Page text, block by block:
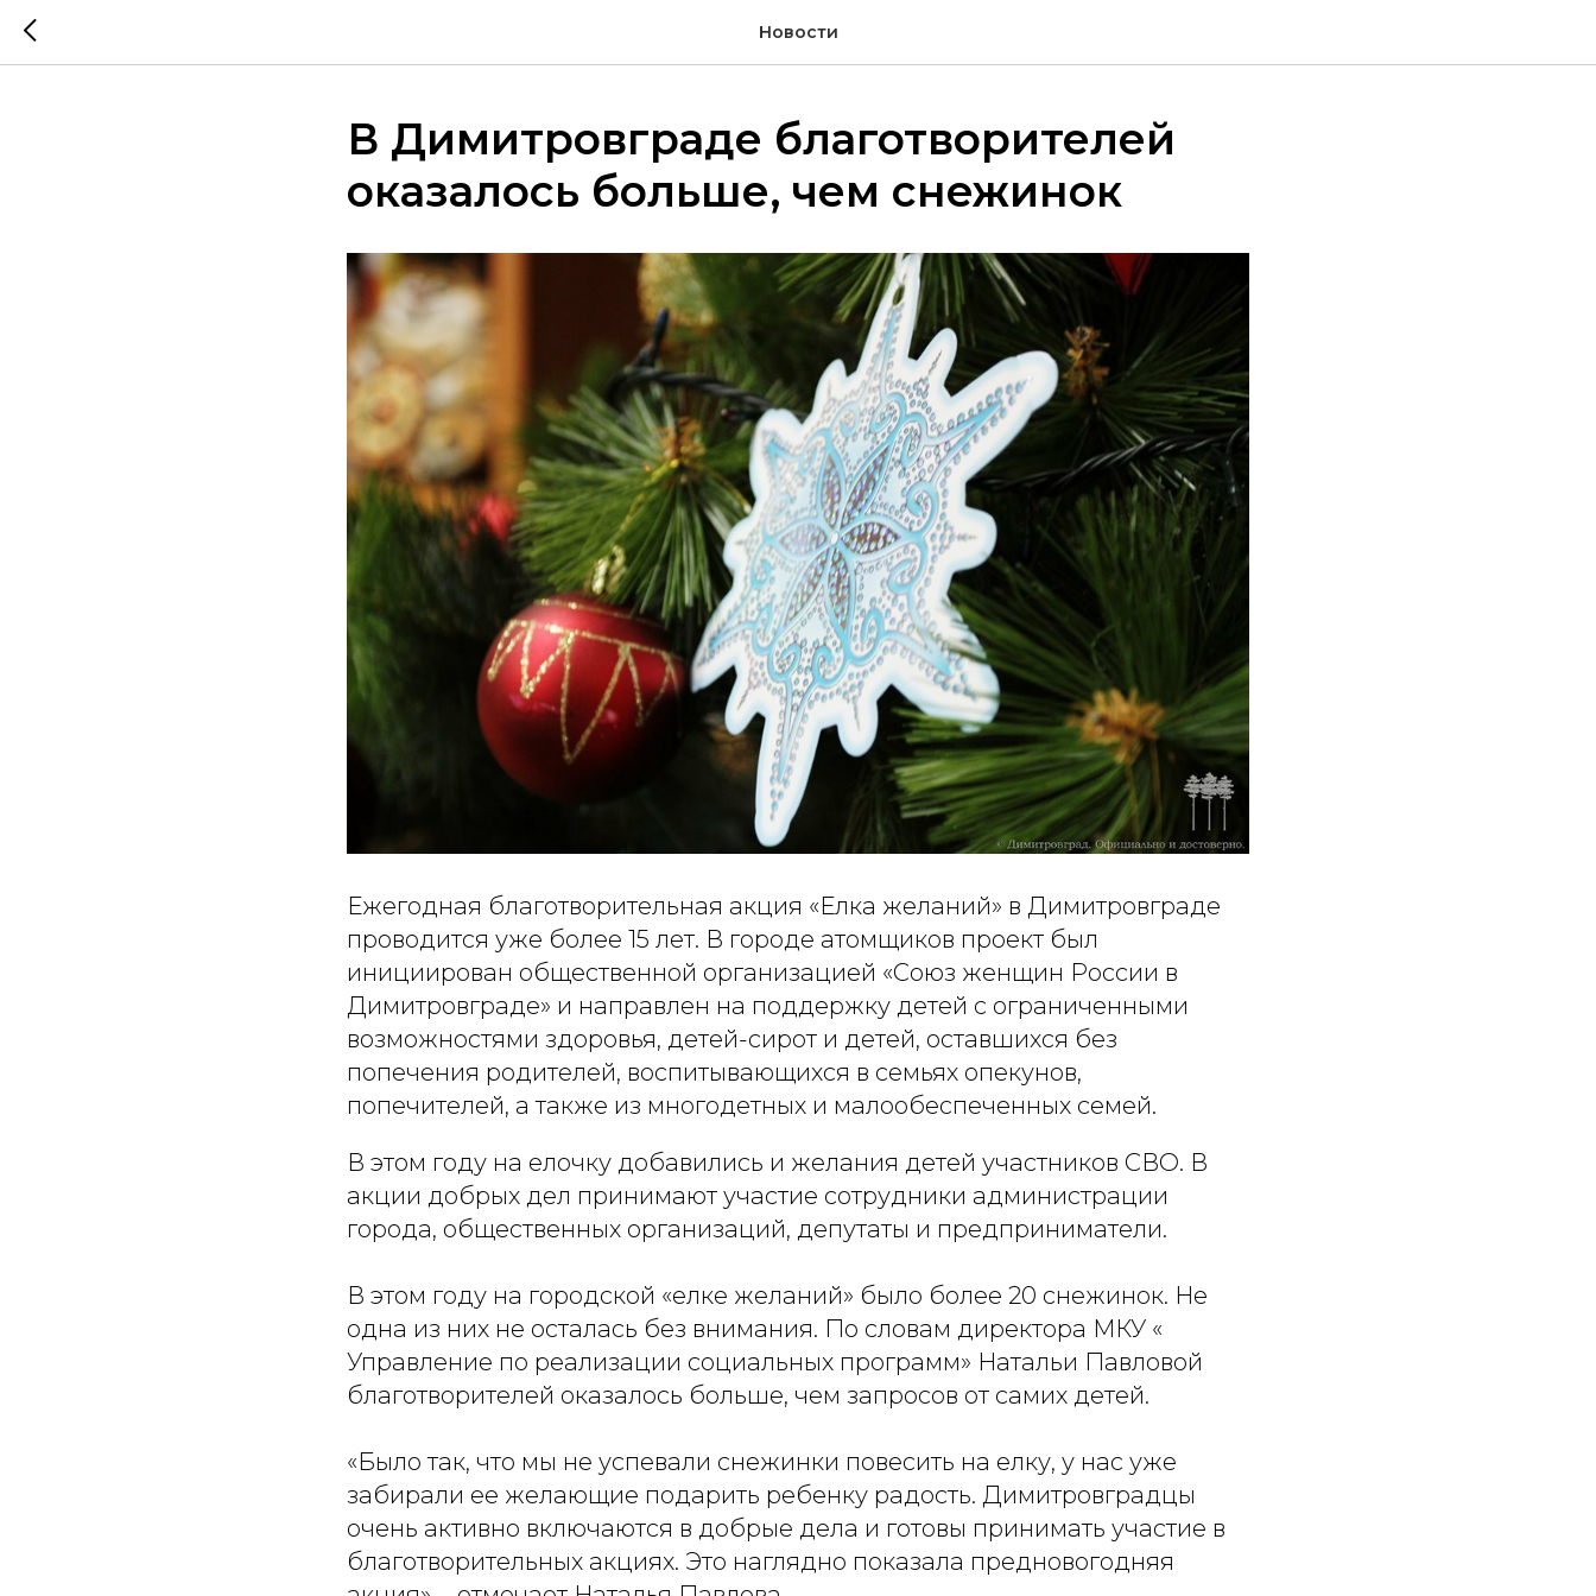
Новости
В Димитровграде благотворителей
оказалось больше, чем снежинок
Ежегодная благотворительная акция «Елка желаний» в Димитровграде
проводится уже более 15 лет. В городе атомщиков проект был
инициирован общественной организацией «Союз женщин России в
Димитровграде» и направлен на поддержку детей с ограниченными
возможностями здоровья, детей-сирот и детей, оставшихся без
попечения родителей, воспитывающихся в семьях опекунов,
попечителей, а также из многодетных и малообеспеченных семей.
В этом году на елочку добавились и желания детей участников СВО. В
акции добрых дел принимают участие сотрудники администрации
города, общественных организаций, депутаты и предприниматели.
В этом году на городской «елке желаний» было более 20 снежинок. Не
одна из них не осталась без внимания. По словам директора МКУ «
Управление по реализации социальных программ» Натальи Павловой
благотворителей оказалось больше, чем запросов от самих детей.
«Было так, что мы не успевали снежинки повесить на елку, у нас уже
забирали ее желающие подарить ребенку радость. Димитровградцы
очень активно включаются в добрые дела и готовы принимать участие в
благотворительных акциях. Это наглядно показала предновогодняя